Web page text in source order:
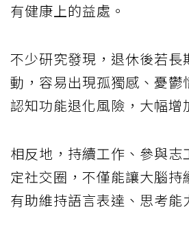
有健康上的益處。
不少研究發現，退休後若長
動，容易出現孤獨感、憂鬱
認知功能退化風險，大幅增
相反地，持續工作、參與志
定社交圈，不僅能讓大腦持
有助維持語言表達、思考能